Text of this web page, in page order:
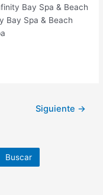
Bay Spa & Beach
Bay Spa & Beach
Siguiente →
Buscar